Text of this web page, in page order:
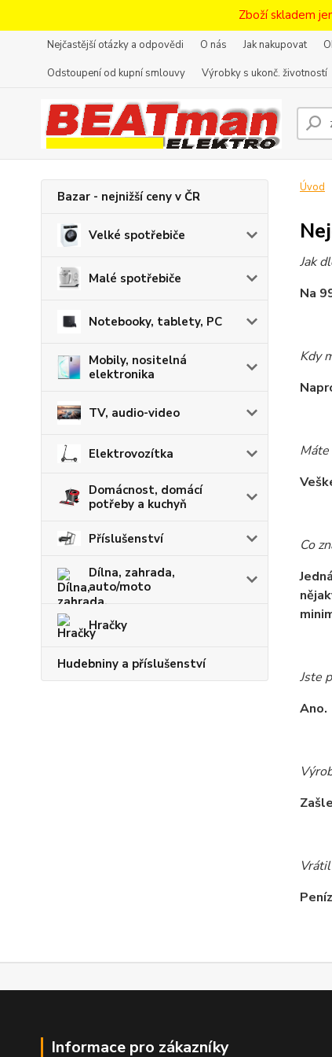
Zboží skladem
Nejčastější otázky a odpovědi O nás Jak nakupovat
Odstoupení od kupní smlouvy
Výrobky s ukonč. životností
Bazar - nejnižší ceny v ČR
Velké spotřebiče
Malé spotřebiče
Notebooky, tablety, PC
Mobily, nositelná
elektronika
TV, audio-video
Elektrovozítka
Domácnost, domácí
potřeby a kuchyň
Příslušenství
Dílna, zahrada,
auto/moto
Hračky
Hudebniny a příslušenství
Úvod
Jak
Na
Kdy
Máte
Co
Jste
Ano.
Informace pro zákazníky